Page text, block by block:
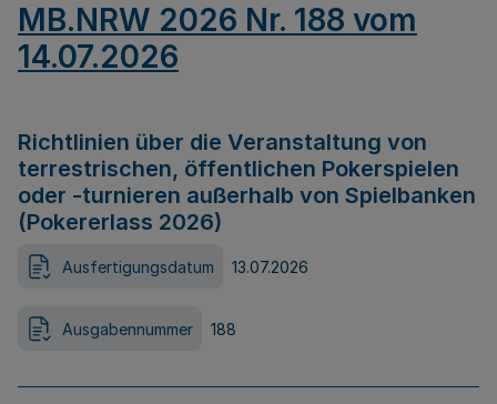
MB.NRW 2026 Nr. 188 vom
14.07.2026
Richtlinien über die Veranstaltung von
terrestrischen, öffentlichen Pokerspielen
oder -turnieren außerhalb von Spielbanken
(Pokererlass 2026)
Ausfertigungsdatum 13.07.2026
Ausgabennummer 188